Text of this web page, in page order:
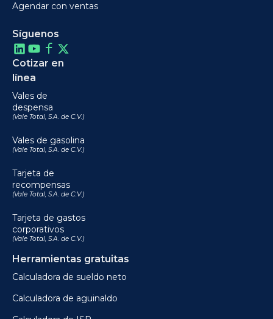
Agendar con ventas
Síguenos
Cotizar en
línea
Vales de
despensa
(Vale Total, S.A. de C.V.)
Vales de gasolina
(Vale Total, S.A. de C.V.)
Tarjeta de
recompensas
(Vale Total, S.A. de C.V.)
Tarjeta de gastos
corporativos
(Vale Total, S.A. de C.V.)
Herramientas gratuitas
Calculadora de sueldo neto
Calculadora de aguinaldo